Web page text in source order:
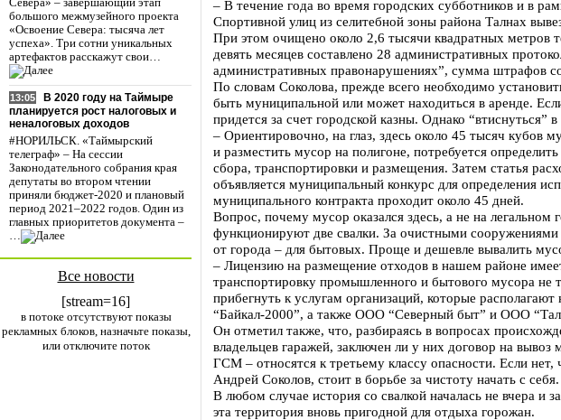
Севера» – завершающий этап
большого межмузейного проекта
«Освоение Севера: тысяча лет
успеха». Три сотни уникальных
артефактов расскажут свои…
13:05
В 2020 году на Таймыре
планируется рост налоговых и
неналоговых доходов
#НОРИЛЬСК. «Таймырский
телеграф» – На сессии
Законодательного собрания края
депутаты во втором чтении
приняли бюджет-2020 и плановый
период 2021–2022 годов. Один из
главных приоритетов документа –
…
Все новости
[stream=16]
в потоке отсутствуют показы
рекламных блоков, назначьте показы,
или отключите поток
– В течение года во время городских субботников и в
Спортивной улиц из селитебной зоны района Талнах
При этом очищено около 2,6 тысячи квадратных метров
девять месяцев составлено 28 административных
административных правонарушениях”, сумма штрафов
По словам Соколова, прежде всего необходимо
быть муниципальной или может находиться в аренде.
придется за счет городской казны. Однако “втиснуться”
– Ориентировочно, на глаз, здесь около 45 тысяч кубов
и разместить мусор на полигоне, потребуется
сбора, транспортировки и размещения. Затем статья
объявляется муниципальный конкурс для определения
муниципального контракта проходит около 45 дней.
Вопрос, почему мусор оказался здесь, а не на легальном
функционируют две свалки. За очистными
от города – для бытовых. Проще и дешевле вывалить
– Лицензию на размещение отходов в нашем районе
транспортировку промышленного и бытового мусора не
прибегнуть к услугам организаций, которые
“Байкал-2000”, а также ООО “Северный быт” и ООО
Он отметил также, что, разбираясь в вопросах
владельцев гаражей, заключен ли у них договор на
ГСМ – относятся к третьему классу опасности. Если нет,
Андрей Соколов, стоит в борьбе за чистоту начать с себя.
В любом случае история со свалкой началась не вчера и
эта территория вновь пригодной для отдыха горожан.